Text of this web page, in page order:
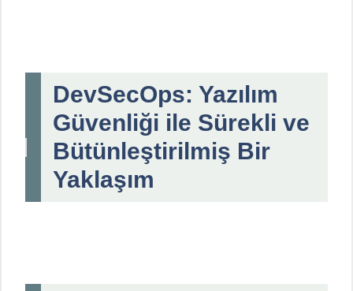
DevSecOps: Yazılım
Güvenliği ile Sürekli ve
Bütünleştirilmiş Bir
Yaklaşım